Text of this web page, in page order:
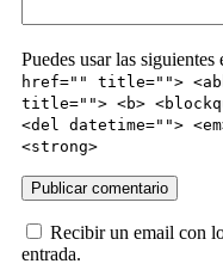
Puedes usar las
href="" title="">
title=""> <b>
<del datetime="">
<strong>
Recibir un email con
entrada.